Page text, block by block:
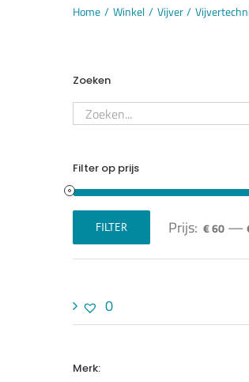
Home Winkel Vijver
Zoeken
Zoeken
Filter op prijs
Min.
prijs
Max.
prijs
FILTER Prijs: € 60—
0
Merk: